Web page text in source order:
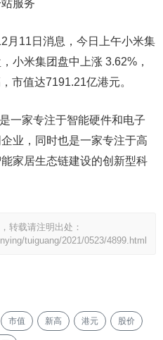
服务
月11日消息，今日上午小米集
小米集团盘中上涨 3.62%，
市值达7191.21亿港元。
一家专注于智能硬件和电子
业，同时也是一家专注于高
家居生态链建设的创新型科
转载请注明出处：
tuiguang/2021/0523/4899.html
市值 新高 港元 股价